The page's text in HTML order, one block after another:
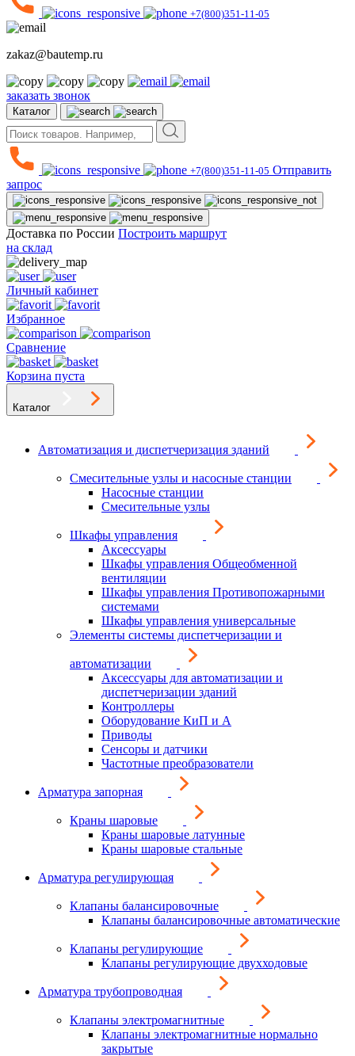
+7(800)351-11-05
zakaz@bautemp.ru
заказать звонок
Каталог
+7(800)351-11-05 Отправить
запрос
Доставка по России Построить маршрут
на склад
Личный кабинет
Избранное
Сравнение
Корзина пуста
Каталог
Автоматизация и диспетчеризация зданий
Смесительные узлы и насосные станции
Насосные станции
Смесительные узлы
Шкафы управления
Аксессуары
Шкафы управления Общеобменной
вентиляции
Шкафы управления Противопожарными
системами
Шкафы управления универсальные
Элементы системы диспетчеризации и
автоматизации
Аксессуары для автоматизации и
диспетчеризации зданий
Контроллеры
Оборудование КиП и А
Приводы
Сенсоры и датчики
Частотные преобразователи
Арматура запорная
Краны шаровые
Краны шаровые латунные
Краны шаровые стальные
Арматура регулирующая
Клапаны балансировочные
Клапаны балансировочные автоматические
Клапаны регулирующие
Клапаны регулирующие двухходовые
Арматура трубопроводная
Клапаны электромагнитные
Клапаны электромагнитные нормально
закрытые